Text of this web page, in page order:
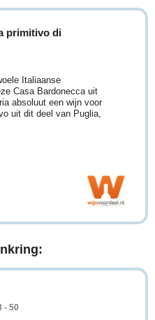
primitivo di
Italiaanse
Casa Bardonecca uit
absoluut een wijn voor
uit dit deel van Puglia,
- 50